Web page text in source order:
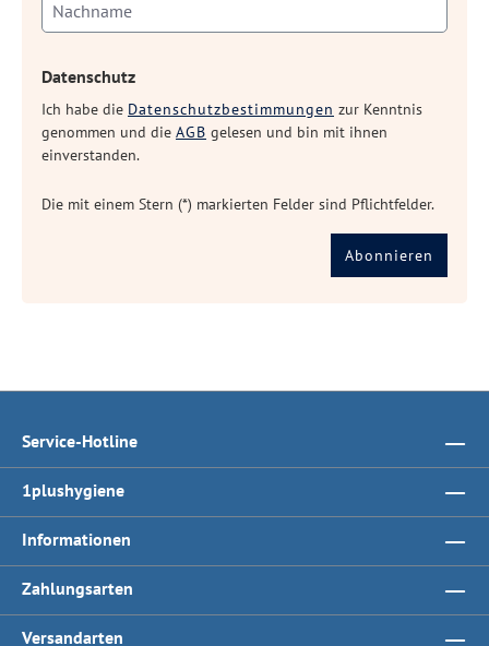
Datenschutz
Ich habe die Datenschutzbestimmungen zur Kenntnis
genommen und die AGB gelesen und bin mit ihnen
einverstanden.
Die mit einem Stern (*) markierten Felder sind Pflichtfelder.
Abonnieren
Service-Hotline
1plushygiene
Informationen
Zahlungsarten
Versandarten